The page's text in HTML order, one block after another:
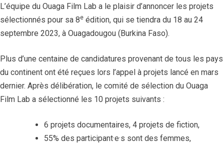
L’équipe du Ouaga Film Lab a le plaisir d’annoncer les projets
sélectionnés pour sa 8e édition, qui se tiendra du 18 au 24
septembre 2023, à Ouagadougou (Burkina Faso).
Plus d’une centaine de candidatures provenant de tous les pays
du continent ont été reçues lors l’appel à projets lancé en mars
dernier. Après délibération, le comité de sélection du Ouaga
Film Lab a sélectionné les 10 projets suivants :
6 projets documentaires, 4 projets de fiction,
55% des participant·e·s sont des femmes,